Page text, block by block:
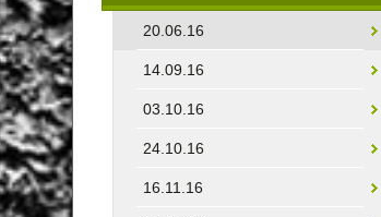
20.06.16
14.09.16
03.10.16
24.10.16
16.11.16